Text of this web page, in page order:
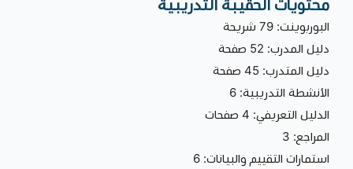
محتويات الحقيبة التدريبية
البوربوينت: 79 شريحة
دليل المدرب: 52 صفحة
دليل المتدرب: 45 صفحة
الأنشطة التدريبية: 6
الدليل التعريفي: 4 صفحات
المراجع: 3
استمارات التقييم والبيانات: 6